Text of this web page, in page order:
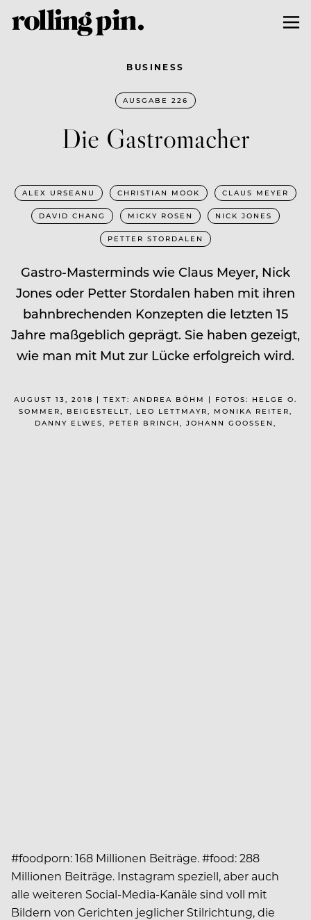
BUSINESS
AUSGABE 226
Die Gastromacher
ALEX URSEANU CHRISTIAN MOOK CLAUS MEYER
DAVID CHANG MICKY ROSEN NICK JONES
PETTER STORDALEN
Gastro-Masterminds wie Claus Meyer, Nick
Jones oder Petter Stordalen haben mit ihren
bahnbrechenden Konzepten die letzten 15
Jahre maßgeblich geprägt. Sie haben gezeigt,
wie man mit Mut zur Lücke erfolgreich wird.
AUGUST 13, 2018 | TEXT: ANDREA BÖHM | FOTOS: HELGE O.
SOMMER, BEIGESTELLT, LEO LETTMAYR, MONIKA REITER,
DANNY ELWES, PETER BRINCH, JOHANN GOOSSEN,
#foodporn: 168 Millionen Beiträge. #food: 288
Millionen Beiträge. Instagram speziell, aber auch
alle weiteren Social-Media-Kanäle sind voll mit
Bildern von Gerichten jeglicher Stilrichtung, die